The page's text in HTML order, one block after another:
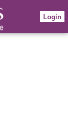
Login